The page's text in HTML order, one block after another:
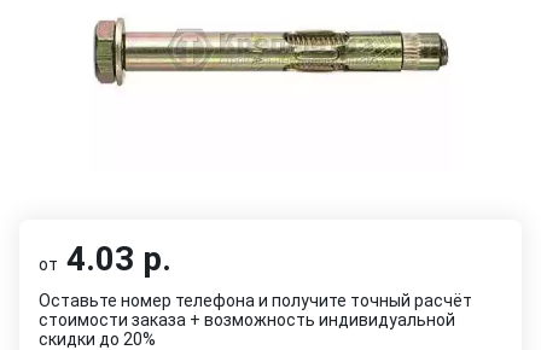
от 4.03 р.
Оставьте номер телефона и получите точный расчёт
стоимости заказа + возможность индивидуальной
скидки до 20%